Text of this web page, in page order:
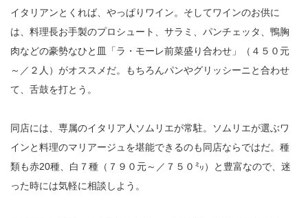
イタリアンとくれば、やっぱりワイン。そしてワインのお供に
は、料理長お手製のプロシュート、サラミ、パンチェッタ、鴨胸
肉などの豪勢なひと皿「ラ・モーレ前菜盛り合わせ」（４５０元
～／２人）がオススメだ。もちろんパンやグリッシーニと合わせ
て、舌鼓を打とう。
同店には、専属のイタリア人ソムリエが常駐。ソムリエが選ぶワ
インと料理のマリアージュを堪能できるのも同店ならではだ。種
類も赤20種、白７種（７９０元～／７５０㍉）と豊富なので、迷
った時には気軽に相談しよう。